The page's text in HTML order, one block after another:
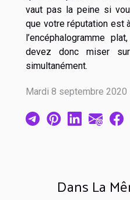
Dans La
vaut pas la peine si
que votre réputation est
l’encéphalogramme
devez donc miser
simultanément.
Mardi 8 septembre 2020